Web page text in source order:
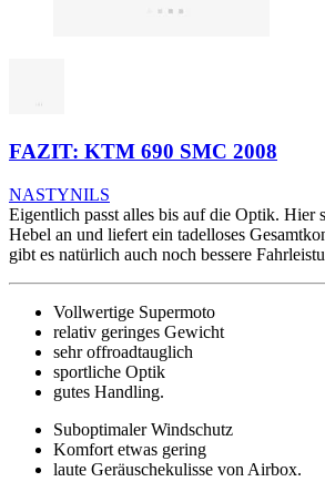
FAZIT: KTM 690 SMC 2008
NASTYNILS
Eigentlich passt alles bis auf die Optik. Hier
Hebel an und liefert ein tadelloses
gibt es natürlich auch noch bessere
Vollwertige Supermoto
relativ geringes Gewicht
sehr offroadtauglich
sportliche Optik
gutes Handling.
Suboptimaler Windschutz
Komfort etwas gering
laute Geräuschekulisse von Airbox.